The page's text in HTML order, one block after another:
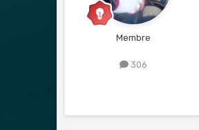
Membre
306